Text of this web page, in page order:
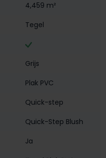
4,459 m²
Tegel
Grijs
Plak PVC
Quick-step
Quick-Step Blush
Ja